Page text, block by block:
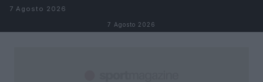
Salta al contenuto
7 Agosto 2026
7 Agosto 2026